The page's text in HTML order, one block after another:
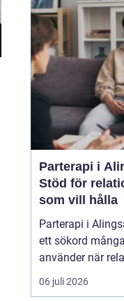
hjälp, fast
ofta går att
naprapat i
hjälpa till att hitta
orsaken bak...
Parterapi i
Stöd för
som vill hålla
Parterapi i
ett sökord många
använder när
börjar skava och
vardagen känns
06 juli 2026